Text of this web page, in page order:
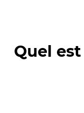
Quel